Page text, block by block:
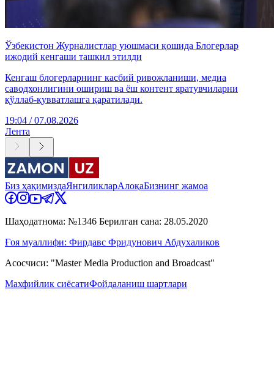
Ўзбекистон Журналистлар уюшмаси қошида Блогерлар
ижодий кенгаши ташкил этилди
Кенгаш блогерларнинг касбий ривожланиши, медиа
саводхонлигини ошириш ва ёш контент яратувчиларни
қўллаб-қувватлашга қаратилади.
19:04 / 07.08.2026
Лента
Биз ҳақимиздаЯнгиликларАлоқаБизнинг жамоа
Шаҳодатнома: №1346 Берилган сана: 28.05.2020
Ғоя муаллифи: Фирдавс Фридунович Абдухаликов
Асосчиси: "Master Media Production and Broadcast"
Махфийлик сиёсатиФойдаланиш шартлари